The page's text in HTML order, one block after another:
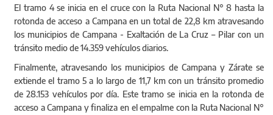
El tramo 4 se inicia en el cruce con la Ruta Nacional N° 8 hasta la
rotonda de acceso a Campana en un total de 22,8 km atravesando
los municipios de Campana - Exaltación de La Cruz – Pilar con un
tránsito medio de 14.359 vehículos diarios.
Finalmente, atravesando los municipios de Campana y Zárate se
extiende el tramo 5 a lo largo de 11,7 km con un tránsito promedio
de 28.153 vehículos por día. Este tramo se inicia en la rotonda de
acceso a Campana y finaliza en el empalme con la Ruta Nacional N°